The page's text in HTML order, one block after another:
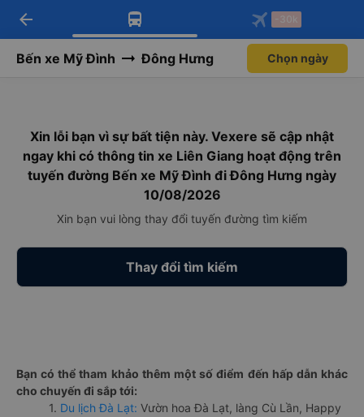
Tải app Vexere ngay!
Nhận ưu đãi thành viên độc
Mở app
Tải app Vexere
-30k/ghế khi đặt vé máy bay qua
Mở app
arrow_back -30k
Bến xe Mỹ Đình Đông Hưng Chọn ngày
Xin lỗi bạn vì sự bất tiện này. Vexere sẽ cập nhật
ngay khi có thông tin xe Liên Giang hoạt động trên
tuyến đường Bến xe Mỹ Đình đi Đông Hưng ngày
10/08/2026
Xin bạn vui lòng thay đổi tuyến đường tìm kiếm
Thay đổi tìm kiếm
Bạn có thể tham khảo thêm một số điểm đến hấp dẫn khác
cho chuyến đi sắp tới:
1. Du lịch Đà Lạt: Vườn hoa Đà Lạt, làng Cù Lần, Happy